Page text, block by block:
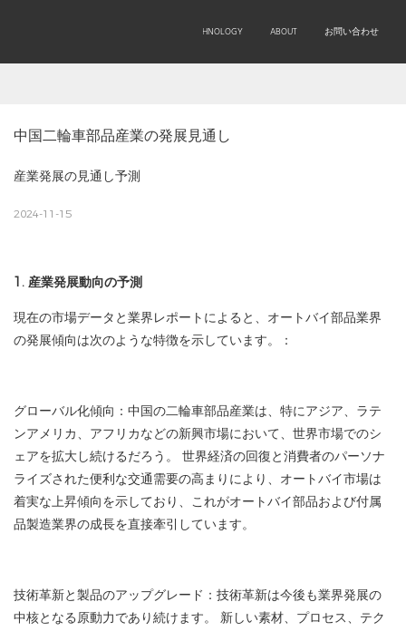
TECHNOLOGY ABOUT お問い合わせ
中国二輪車部品産業の発展見通し
産業発展の見通し予測
2024-11-15
1. 産業発展動向の予測
現在の市場データと業界レポートによると、オートバイ部品業界
の発展傾向は次のような特徴を示しています。：
グローバル化傾向：中国の二輪車部品産業は、特にアジア、ラテ
ンアメリカ、アフリカなどの新興市場において、世界市場でのシ
ェアを拡大​​し続けるだろう。 世界経済の回復と消費者のパーソナ
ライズされた便利な交通需要の高まりにより、オートバイ市場は
着実な上昇傾向を示しており、これがオートバイ部品および付属
品製造業界の成長を直接牽引しています。
技術革新と製品のアップグレード：技術革新は今後も業界発展の
中核となる原動力であり続けます。 新しい素材、プロセス、テク